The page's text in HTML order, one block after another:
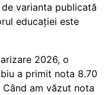
varianta publicată
educației este
2026, o
a primit nota 8.70
am văzut nota